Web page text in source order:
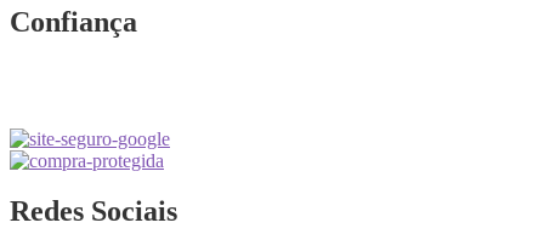
Confiança
Redes Sociais